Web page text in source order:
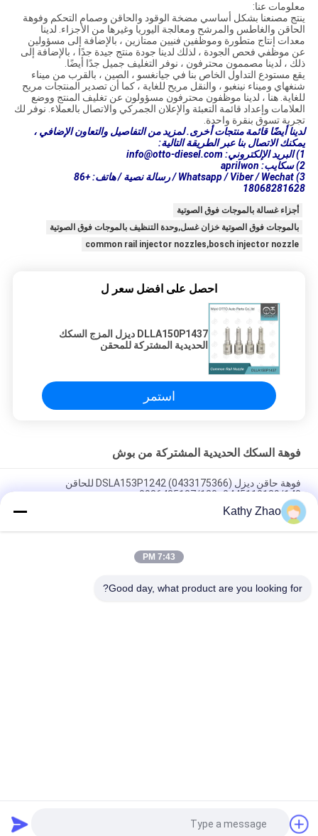
معلومات عنا:
ينتج مصنعنا بشكل أساسي مضخة الوقود والحاقن وصمام التحكم وفوهة
الحاقن والغاطس والمرشح ومعالجة اليوريا وغيرها من الأجزاء. لدينا
معدات إنتاج متطورة وموظفين فنيين ممتازين ، بالإضافة إلى مسؤولين
عن موظفي فحص الجودة ، لذلك لدينا جودة منتج جيدة جدًا ، بالإضافة إلى
ذلك ، لدينا مصممون محترفون ، نوفر التغليف جميل جدًا أيضًا.
يقع مستودع التداول الخاص بنا في جيانغسو ، الصين ، بالقرب من ميناء
شنغهاي وميناء نينغبو ، والنقل مريح للغاية ، كما أن تصدير المنتجات مريح
للغاية. هنا ، لدينا موظفون محترفون مسؤولون عن تغليف المنتج ووضع
العلامات وإعداد قائمة التعبئة والإعلان الجمركي والاتصال بالعملاء. نوفر لك
تجربة تسوق بنقرة واحدة.
لدينا أيضًا قائمة منتجات أخرى. لمزيد من التفاصيل والتعاون الإضافي ،
يمكنك الاتصال بنا عبر الطريقة التالية:
1) البريد الإلكتروني: info@otto-diesel.com
2) سكايب: aprilwon
3) Whatsapp / Viber / Wechat / رسالة نصية / هاتف: +86
18068281628
أجزاء غسالة بالموجات فوق الصوتية
بالموجات فوق الصوتية خزان غسل,وحدة التنظيف بالموجات فوق الصوتية
common rail injector nozzles,bosch injector nozzle
احصل على افضل سعر ل
DLLA150P1437 ديزل المزج السكك
الحديدية المشتركة للمحقن
استمر
فوهة السكك الحديدية المشتركة من بوش
فوهة حاقن ديزل DSLA153P1242 (0433175366) للحاقن
0445110139/140، 0986435107/180
0445120134
Kathy Zhao
7:43 PM
Good day, what product are you looking for?